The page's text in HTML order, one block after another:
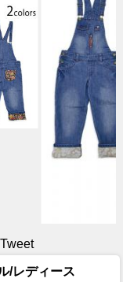
Tweet
/レディース